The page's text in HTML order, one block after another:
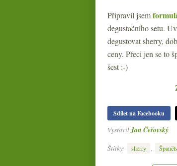
Připravil jsem
degustačního setu.
degustovat sherry,
ceny. Přeci jen se to
šest :-)
Sdílet na Facebooku
VystavilJan Čeřovský
Štítky:
sherry